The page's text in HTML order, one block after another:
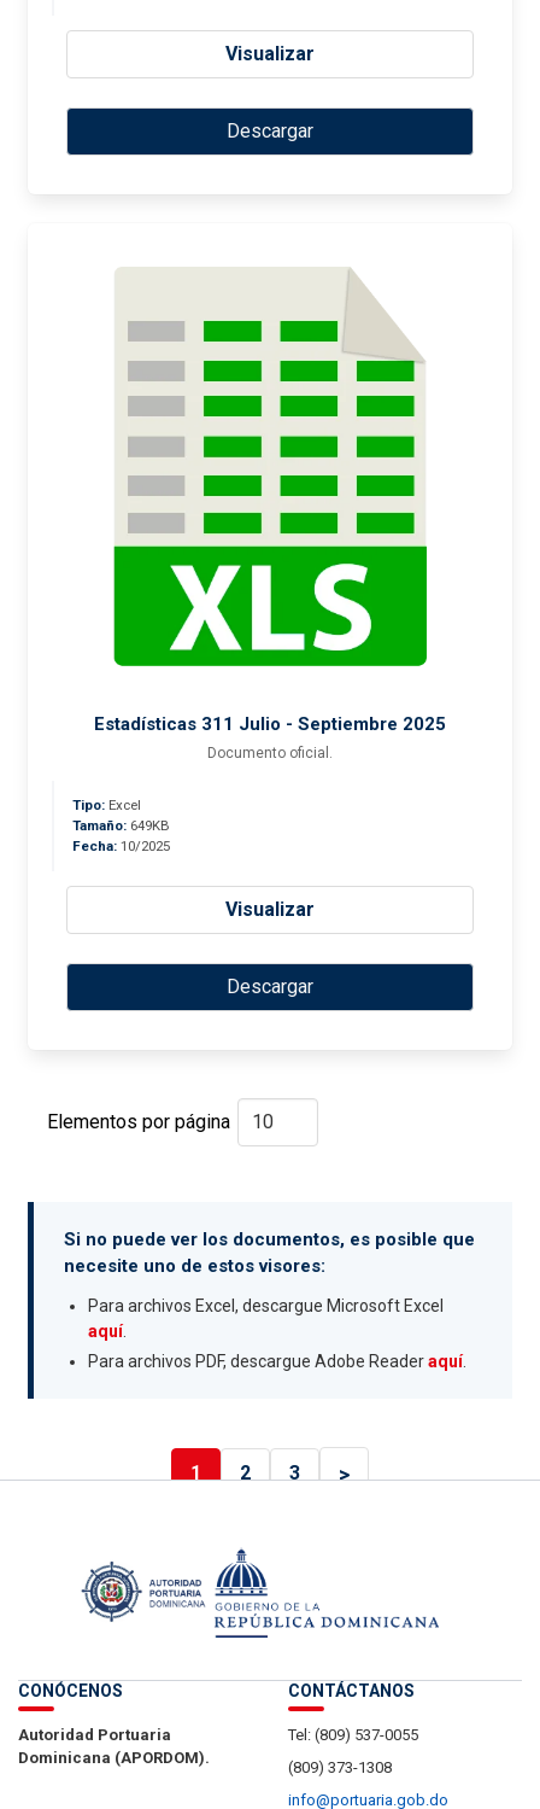
Visualizar
Descargar
Estadísticas 311 Julio - Septiembre 2025
Documento oficial.
Tipo: Excel
Tamaño: 649KB
Fecha: 10/2025
Visualizar
Descargar
Elementos por página
Si no puede ver los documentos, es posible que
necesite uno de estos visores:
Para archivos Excel, descargue Microsoft Excel
aquí.
Para archivos PDF, descargue Adobe Readeraquí.
1 2 3 >
CONÓCENOS
Autoridad Portuaria
Dominicana (APORDOM).
CONTÁCTANOS
Tel: (809) 537-0055
(809) 373-1308
info@portuaria.gob.do